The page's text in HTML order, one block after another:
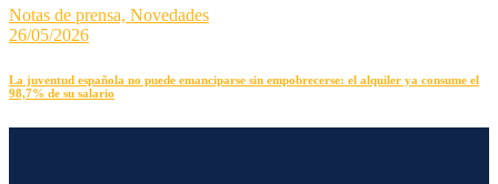
Notas de prensa, Novedades
26/05/2026
La juventud española no puede emanciparse sin empobrecerse: el alquiler ya consume el
98,7% de su salario